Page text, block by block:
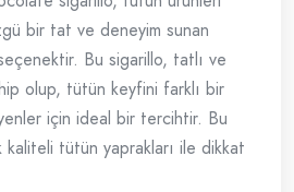
bir tat ve deneyim sunan
Bu sigarillo, tatlı ve
olup, tütün keyfini farklı bir
için ideal bir tercihtir. Bu
tütün yaprakları ile dikkat